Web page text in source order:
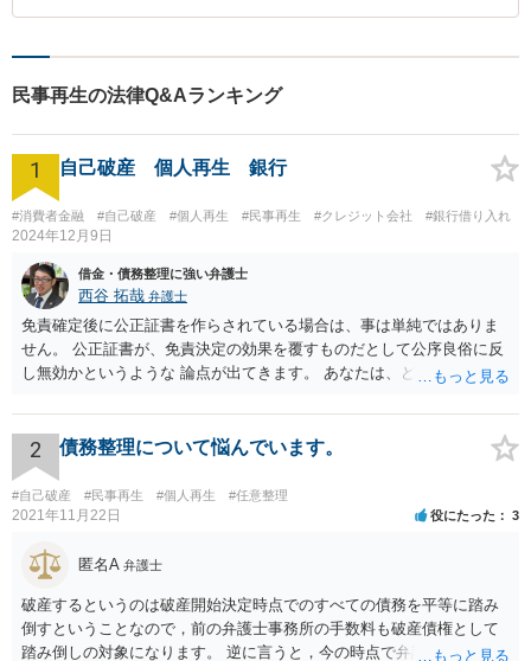
民事再生の法律Q&Aランキング
1 自己破産 個人再生 銀行
#消費者金融 #自己破産 #個人再生 #民事再生 #クレジット会社 #銀行借り入れ
2024年12月9日
借金・債務整理に強い弁護士
西谷 拓哉 弁護士
免責確定後に公正証書を作らされている場合は、事は単純ではありま
せん。 公正証書が、免責決定の効果を覆すものだとして公序良俗に反
し無効かというような 論点が出てきます。 あなたは、どこかできちん
を設けてもらう必要が高いと思います。 ネットで広告を出しているよ
うな法律事務所だと、またまずい処理をする法律事務所に相談してし
まう恐れがあるので まずは、下記のURLを参考に、弁護士会が設置・
開催している、債務整理等の相談を受けて今回の一連の流れを踏まえ
て相談されることをお勧め致します。 https://www.horitsu-sodan.jp/so
2 債務整理について悩んでいます。
#自己破産 #民事再生 #個人再生 #任意整理
2021年11月22日 役にたった 3
匿名A 弁護士
破産するというのは破産開始決定時点でのすべての債務を平等に踏み
倒すということなので，前の弁護士事務所の手数料も破産債権として
踏み倒しの対象になります。 逆に言うと，今の時点で弁護士手数料を